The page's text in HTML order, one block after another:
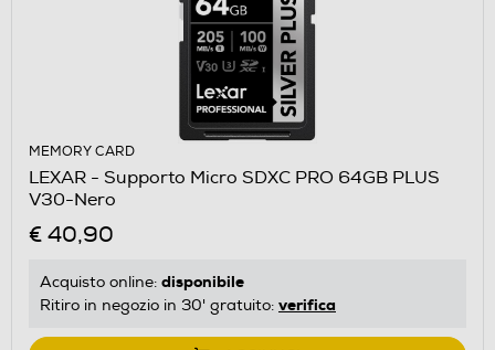
MEMORY CARD
LEXAR - Supporto Micro SDXC PRO 64GB PLUS
V30-Nero
€ 40,90
Acquisto online: disponibile
Ritiro in negozio in 30' gratuito: verifica